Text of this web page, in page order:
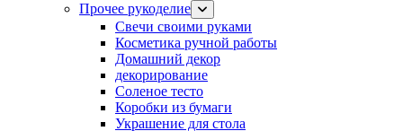
Прочее рукоделие
Свечи своими руками
Косметика ручной работы
Домашний декор
декорирование
Соленое тесто
Коробки из бумаги
Украшение для стола